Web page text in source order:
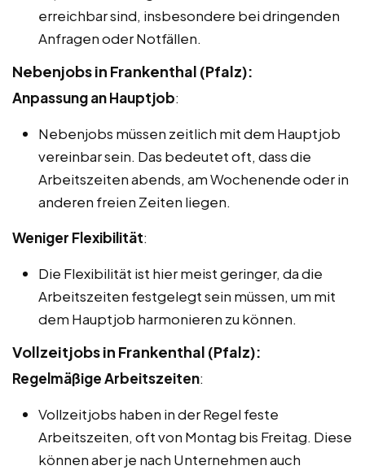
erreichbar sind, insbesondere bei dringenden
Anfragen oder Notfällen.
Nebenjobs in Frankenthal (Pfalz):
Anpassung an Hauptjob:
Nebenjobs müssen zeitlich mit dem Hauptjob
vereinbar sein. Das bedeutet oft, dass die
Arbeitszeiten abends, am Wochenende oder in
anderen freien Zeiten liegen.
Weniger Flexibilität:
Die Flexibilität ist hier meist geringer, da die
Arbeitszeiten festgelegt sein müssen, um mit
dem Hauptjob harmonieren zu können.
Vollzeitjobs in Frankenthal (Pfalz):
Regelmäßige Arbeitszeiten:
Vollzeitjobs haben in der Regel feste
Arbeitszeiten, oft von Montag bis Freitag. Diese
können aber je nach Unternehmen auch